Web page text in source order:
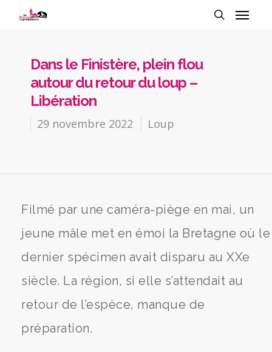
Dans le Finistère, plein flou
autour du retour du loup –
Libération
29 novembre 2022 Loup
Filmé par une caméra-piège en mai, un
jeune mâle met en émoi la Bretagne où le
dernier spécimen avait disparu au XXe
siècle. La région, si elle s’attendait au
retour de l’espèce, manque de
préparation.